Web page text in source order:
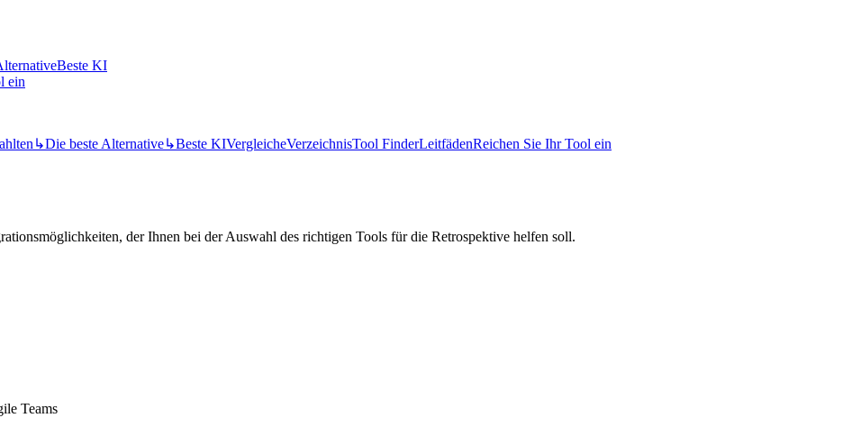
Beste KI
ein
↳Die beste Alternative↳Beste KIVergleicheVerzeichnisTool FinderLeitfädenReichen Sie Ihr Tool ein
der Ihnen bei der Auswahl des richtigen Tools für die Retrospektive helfen soll.
Teams